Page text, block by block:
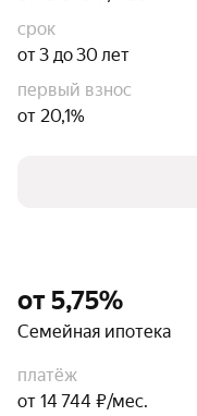
срок
от 3 до 30 лет
первый взнос
от 20,1%
от 5,75%
Семейная ипотека
платёж
от 14 744 ₽/мес.